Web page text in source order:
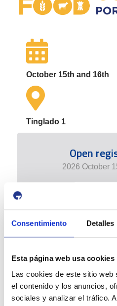
Consentimiento Detalles
Esta página web usa cookies
Las cookies de este sitio web
el contenido y los anuncios,
sociales y analizar el tráfico.
October 15th and 16th
Tinglado 1
Open
2026 October